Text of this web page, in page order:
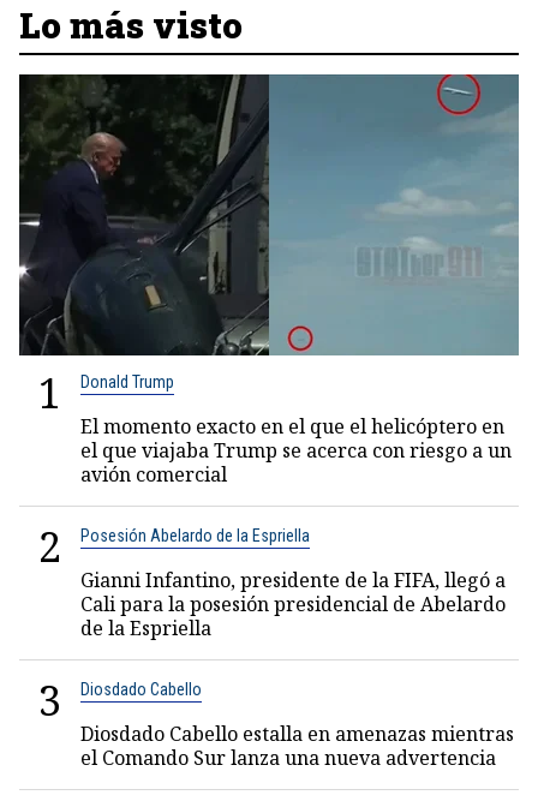
Lo más visto
1 Donald Trump
El momento exacto en el que el helicóptero en
el que viajaba Trump se acerca con riesgo a un
avión comercial
2 Posesión Abelardo de la Espriella
Gianni Infantino, presidente de la FIFA, llegó a
Cali para la posesión presidencial de Abelardo
de la Espriella
3 Diosdado Cabello
Diosdado Cabello estalla en amenazas mientras
el Comando Sur lanza una nueva advertencia